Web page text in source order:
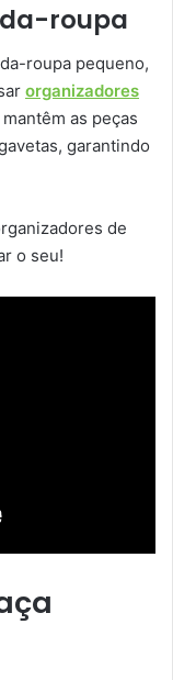
roupa
roupa pequeno,
organizadores
as peças
garantindo
de
o seu!